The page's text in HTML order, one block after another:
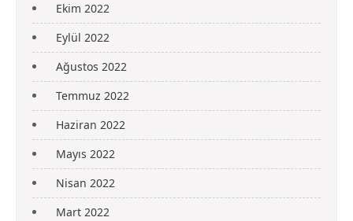
Ekim 2022
Eylül 2022
Ağustos 2022
Temmuz 2022
Haziran 2022
Mayıs 2022
Nisan 2022
Mart 2022